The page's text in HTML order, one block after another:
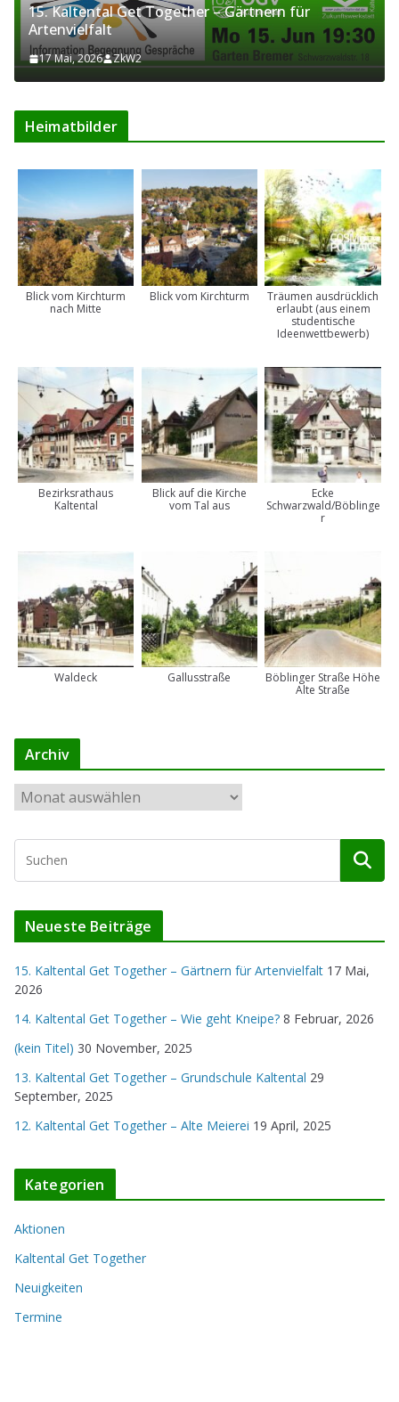
15. Kaltental Get Together – Gärtnern für
Artenvielfalt
17 Mai, 2026 ZkW2
Heimatbilder
Blick vom Kirchturm
nach Mitte
Blick vom Kirchturm
Träumen ausdrücklich
erlaubt (aus einem
studentische
Ideenwettbewerb)
Bezirksrathaus
Kaltental
Blick auf die Kirche
vom Tal aus
Ecke
Schwarzwald/Böblinge
r
Waldeck Gallusstraße
Böblinger Straße Höhe
Alte Straße
Archiv
c
i
Neueste Beiträge
15. Kaltental Get Together – Gärtnern für Artenvielfalt 17 Mai,
2026
14. Kaltental Get Together – Wie geht Kneipe? 8 Februar, 2026
(kein Titel) 30 November, 2025
13. Kaltental Get Together – Grundschule Kaltental 29
September, 2025
12. Kaltental Get Together – Alte Meierei 19 April, 2025
Kategorien
Aktionen
Kaltental Get Together
Neuigkeiten
Termine